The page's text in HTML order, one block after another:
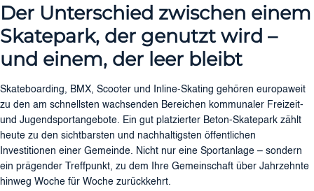
Der Unterschied zwischen einem
Skatepark, der genutzt wird –
und einem, der leer bleibt
Skateboarding, BMX, Scooter und Inline-Skating gehören europaweit
zu den am schnellsten wachsenden Bereichen kommunaler Freizeit-
und Jugendsportangebote. Ein gut platzierter Beton-Skatepark zählt
heute zu den sichtbarsten und nachhaltigsten öffentlichen
Investitionen einer Gemeinde. Nicht nur eine Sportanlage – sondern
ein prägender Treffpunkt, zu dem Ihre Gemeinschaft über Jahrzehnte
hinweg Woche für Woche zurückkehrt.